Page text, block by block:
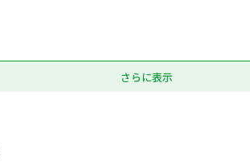
さらに表示